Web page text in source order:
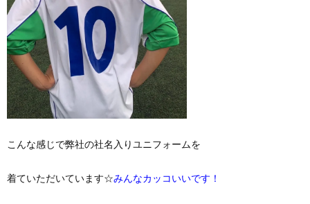
こんな感じで弊社の社名入りユニフォームを
着ていただいています☆みんなカッコいいです！